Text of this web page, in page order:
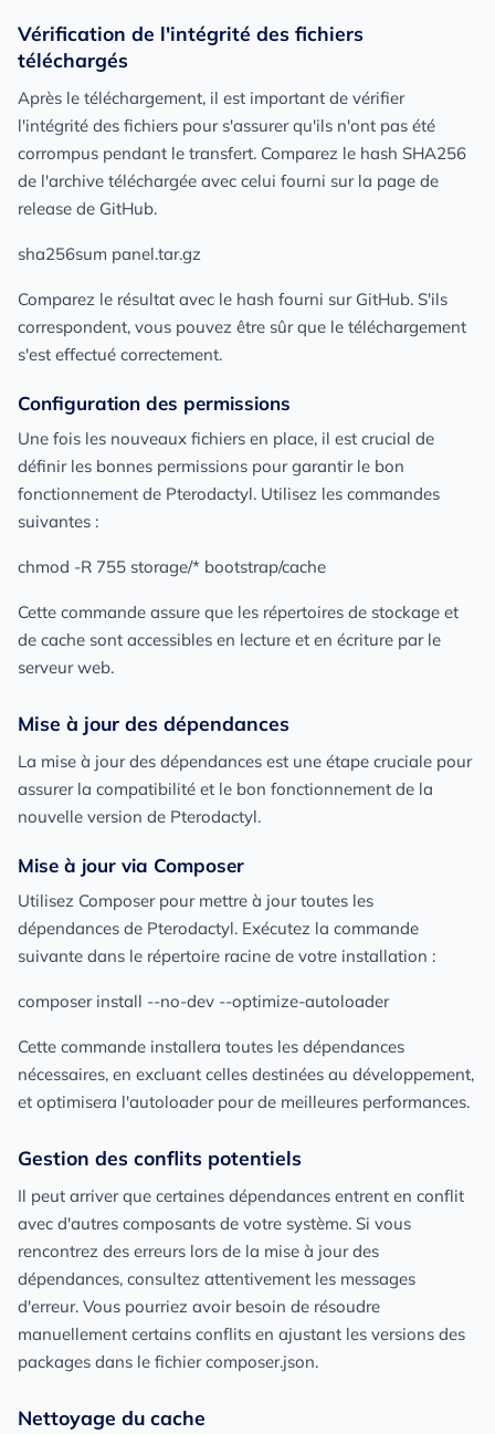
Vérification de l'intégrité des fichiers
téléchargés
Après le téléchargement, il est important de vérifier
l'intégrité des fichiers pour s'assurer qu'ils n'ont pas été
corrompus pendant le transfert. Comparez le hash SHA256
de l'archive téléchargée avec celui fourni sur la page de
release de GitHub.
sha256sum panel.tar.gz
Comparez le résultat avec le hash fourni sur GitHub. S'ils
correspondent, vous pouvez être sûr que le téléchargement
s'est effectué correctement.
Configuration des permissions
Une fois les nouveaux fichiers en place, il est crucial de
définir les bonnes permissions pour garantir le bon
fonctionnement de Pterodactyl. Utilisez les commandes
suivantes :
chmod -R 755 storage/* bootstrap/cache
Cette commande assure que les répertoires de stockage et
de cache sont accessibles en lecture et en écriture par le
serveur web.
Mise à jour des dépendances
La mise à jour des dépendances est une étape cruciale pour
assurer la compatibilité et le bon fonctionnement de la
nouvelle version de Pterodactyl.
Mise à jour via Composer
Utilisez Composer pour mettre à jour toutes les
dépendances de Pterodactyl. Exécutez la commande
suivante dans le répertoire racine de votre installation :
composer install --no-dev --optimize-autoloader
Cette commande installera toutes les dépendances
nécessaires, en excluant celles destinées au développement,
et optimisera l'autoloader pour de meilleures performances.
Gestion des conflits potentiels
Il peut arriver que certaines dépendances entrent en conflit
avec d'autres composants de votre système. Si vous
rencontrez des erreurs lors de la mise à jour des
dépendances, consultez attentivement les messages
d'erreur. Vous pourriez avoir besoin de résoudre
manuellement certains conflits en ajustant les versions des
packages dans le fichier composer.json.
Nettoyage du cache